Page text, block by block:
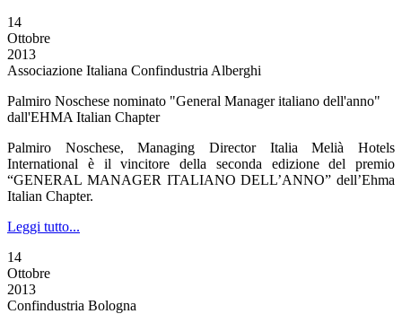
14
Ottobre
2013
Associazione Italiana Confindustria Alberghi
Palmiro Noschese nominato "General Manager italiano dell'anno"
dall'EHMA Italian Chapter
Palmiro Noschese, Managing Director Italia Melià Hotels
International è il vincitore della seconda edizione del premio
“GENERAL MANAGER ITALIANO DELL’ANNO” dell’Ehma
Italian Chapter.
Leggi tutto...
14
Ottobre
2013
Confindustria Bologna